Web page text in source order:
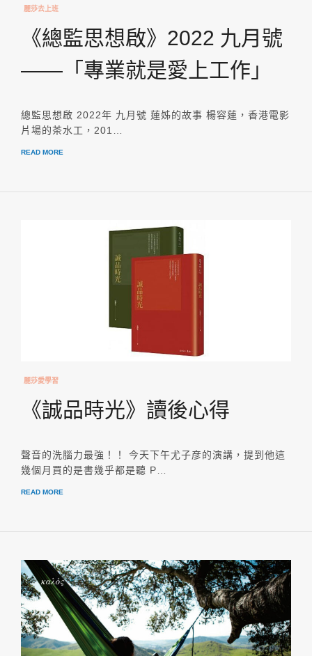
麗莎去上班
《總監思想啟》2022 九月號
——「專業就是愛上工作」
總監思想啟 2022年 九月號 蓮姊的故事 楊容蓮，香港電影
片場的茶水工，201…
READ MORE
麗莎愛學習
《誠品時光》讀後心得
聲音的洗腦力最強！！ 今天下午尤子彦的演講，提到他這
幾個月買的是書幾乎都是聽 P…
READ MORE